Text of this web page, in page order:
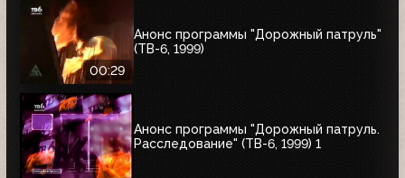
00:29
Анонс программы "Дорожный патруль"
(ТВ-6, 1999)
Анонс программы "Дорожный патруль.
Расследование" (ТВ-6, 1999) 1